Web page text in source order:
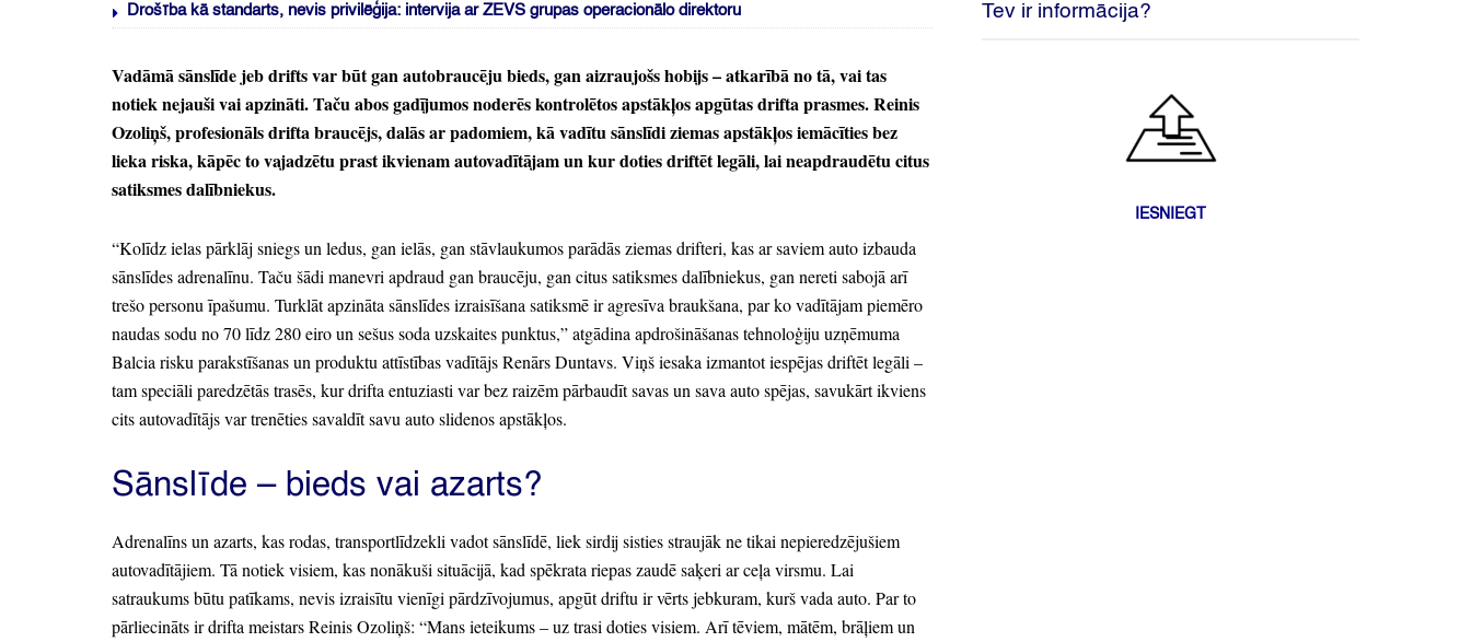
Drošība kā standarts, nevis privilēģija: intervija ar ZEVS grupas operacionālo direktoru
Vadāmā sānslīde jeb drifts var būt gan autobraucēju bieds,gan aizraujošs hobijs– atkarībā no tā,vai tas
notiek nejauši vai apzināti.Taču abos gadījumos noderēs kontrolētos apstākļos apgūtas drifta prasmes.Reinis
Ozoliņš,profesionāls drifta braucējs,dalās ar padomiem,kā vadītu sānslīdi ziemas apstākļos iemācīties bez
lieka riska,kāpēc to vajadzētu prast ikvienam autovadītājam un kur doties driftēt legāli,lai neapdraudētu citus
satiksmes dalībniekus.
“Kolīdz ielas pārklāj sniegs un ledus, gan ielās, gan stāvlaukumos parādās ziemas drifteri, kas ar saviem auto izbauda
sānslīdes adrenalīnu. Taču šādi manevri apdraud gan braucēju, gan citus satiksmes dalībniekus, gan nereti sabojā arī
trešo personu īpašumu. Turklāt apzināta sānslīdes izraisīšana satiksmē ir agresīva braukšana, par ko vadītājam piemēro
naudas sodu no 70 līdz 280 eiro un sešus soda uzskaites punktus,”atgādina apdrošināšanas tehnoloģiju uzņēmuma
Balcia risku parakstīšanas un produktu attīstības vadītājs Renārs Duntavs. Viņš iesaka izmantot iespējas driftēt legāli–
tam speciāli paredzētās trasēs, kur drifta entuziasti var bez raizēm pārbaudīt savas un sava auto spējas, savukārt ikviens
cits autovadītājs var trenēties savaldīt savu auto slidenos apstākļos.
Sānslīde – bieds vai azarts?
Adrenalīns un azarts, kas rodas, transportlīdzekli vadot sānslīdē, liek sirdij sisties straujāk ne tikai nepieredzējušiem
autovadītājiem. Tā notiek visiem, kas nonākuši situācijā, kad spēkrata riepas zaudē saķeri ar ceļa virsmu. Lai
satraukums būtu patīkams, nevis izraisītu vienīgi pārdzīvojumus, apgūt driftu ir vērts jebkuram, kurš vada auto. Par to
pārliecināts ir drifta meistars Reinis Ozoliņš: “Mans ieteikums– uz trasi doties visiem. Arī tēviem, mātēm, brāļiem un
Tev ir informācija?
IESNIEGT